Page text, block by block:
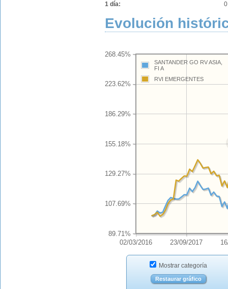
1 día:
Evolución
02/03/2016 23/09/2017
89.71%
107.69%
129.27%
155.18%
186.29%
223.62%
268.45%
SANTANDER GO RV ASIA,
FI A
RVI EMERGENTES
Mostrar categoría
Restaurar gráfico